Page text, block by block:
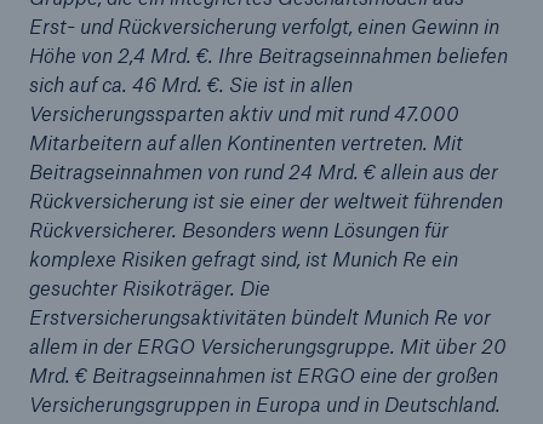
Erst- und Rückversicherung verfolgt, einen Gewinn in
Höhe von 2,4 Mrd. €. Ihre Beitragseinnahmen beliefen
sich auf ca. 46 Mrd. €. Sie ist in allen
Versicherungssparten aktiv und mit rund 47.000
Mitarbeitern auf allen Kontinenten vertreten. Mit
Beitragseinnahmen von rund 24 Mrd. € allein aus der
Rückversicherung ist sie einer der weltweit führenden
Rückversicherer. Besonders wenn Lösungen für
komplexe Risiken gefragt sind, ist Munich Re ein
gesuchter Risikoträger. Die
Erstversicherungsaktivitäten bündelt Munich Re vor
allem in der ERGO Versicherungsgruppe. Mit über 20
Mrd. € Beitragseinnahmen ist ERGO eine der großen
Versicherungsgruppen in Europa und in Deutschland.
Lösungen
Sachdeckung durch einen leistungsfähigen
Rückversicherungspartner